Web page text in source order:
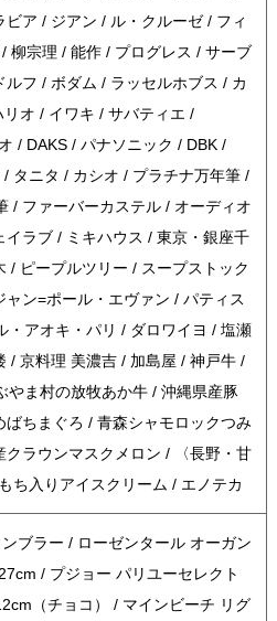
ビア / ジアン / ル・クルーゼ / フィ
柳宗理 / 能作 / プログレス / サーブ
ルフ / ボダム / ラッセルホブス / カ
リオ / イワキ / サバティエ /
/ DAKS / パナソニック / DBK /
タニタ / カシオ / プラチナ万年筆 /
/ ファーバーカステル / オーディオ
イラブ / ミキハウス / 東京・銀座千
/ ピープルツリー / スープストック
ャン=ポール・エヴァン / パティス
・アオキ・パリ / ダロワイヨ / 塩瀬
/ 京料理 美濃吉 / 加島屋 / 神戸牛 /
やま村の放牧あか牛 / 沖縄県産豚
ばちまぐろ / 青森シャモロックつみ
クラウンマスクメロン / 〈長野・甘
ち入りアイスクリーム / エノテカ
ブラー / ローゼンタール オーガン
/ プジョー パリユーセレクト
（チョコ） / マインビーチ リグ